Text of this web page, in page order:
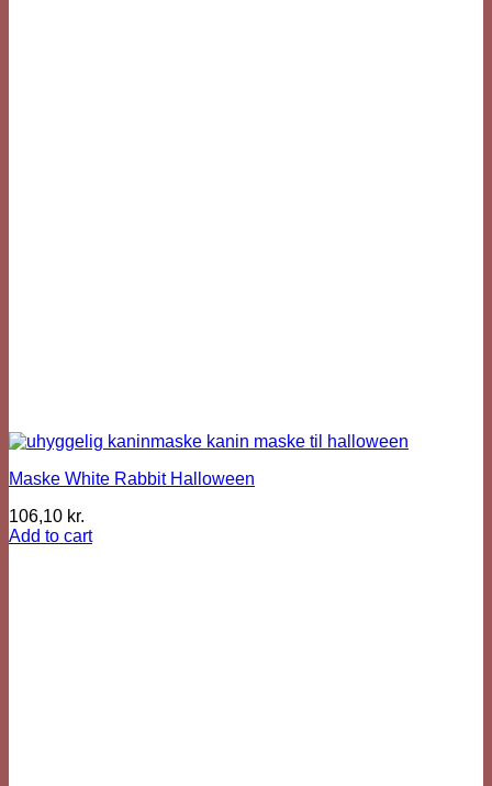
Maske White Rabbit Halloween
106,10 kr.
Add to cart